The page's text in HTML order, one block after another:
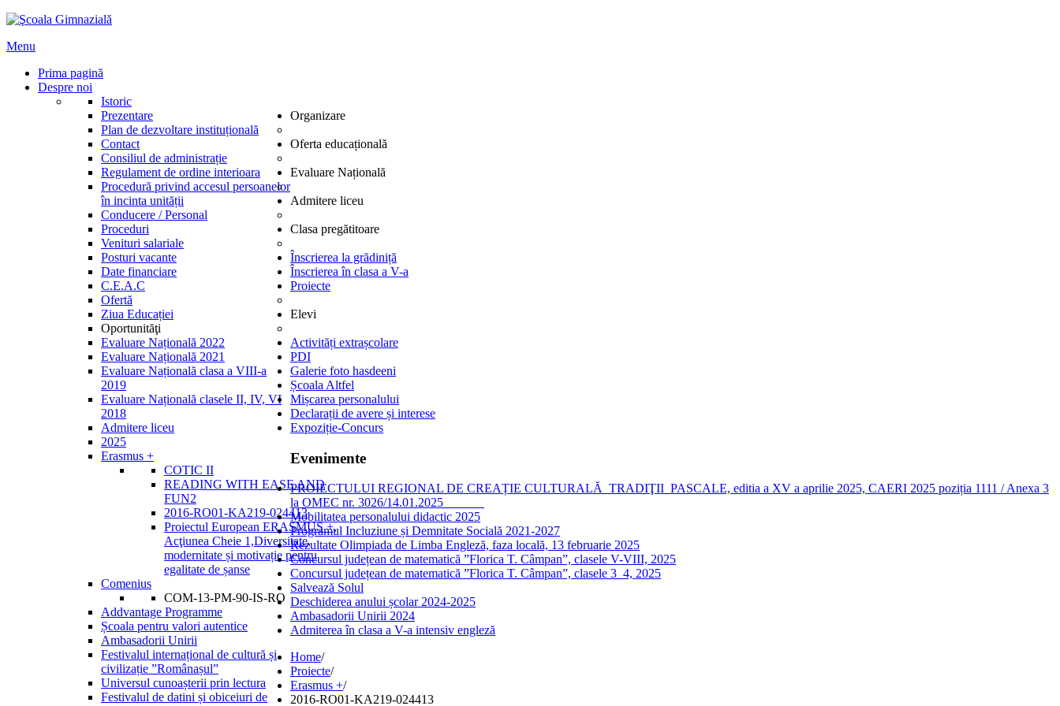
Menu
Prima pagină
Despre noi
Istoric
Prezentare
Plan de dezvoltare instituțională
Contact
Organizare
Consiliul de administrație
Regulament de ordine interioara
Procedură privind accesul persoanelor
în incinta unității
Conducere / Personal
Proceduri
Venituri salariale
Posturi vacante
Date financiare
C.E.A.C
Oferta educațională
Ofertă
Ziua Educației
Oportunităţi
Evaluare Națională
Evaluare Națională 2022
Evaluare Națională 2021
Evaluare Națională clasa a VIII-a
2019
Evaluare Națională clasele II, IV, VI
2018
Admitere liceu
Admitere liceu
Clasa pregătitoare
2025
Înscrierea la grădiniță
Înscrierea în clasa a V-a
Proiecte
Erasmus +
COTIC II
READING WITH EASE AND
FUN2
2016-RO01-KA219-024413
Proiectul European ERASMUS +,
Acţiunea Cheie 1,Diversitate,
modernitate și motivație pentru
egalitate de șanse
Comenius
COM-13-PM-90-IS-RO
Addvantage Programme
Școala pentru valori autentice
Ambasadorii Unirii
Festivalul internațional de cultură și
civilizație ”Românașul”
Universul cunoașterii prin lectura
Festivalul de datini și obiceiuri de
Elevi
Activități extrașcolare
PDI
Galerie foto hasdeeni
Școala Altfel
Mișcarea personalului
Declarații de avere și interese
Expoziție-Concurs
Evenimente
PROIECTULUI REGIONAL DE CREAȚIE CULTURALĂ TRADIŢII PASCALE, editia a XV a aprilie 2025, CAERI 2025 poziția 1111 / Anexa 3
la OMEC nr. 3026/14.01.2025
Mobilitatea personalului didactic 2025
Programul Incluziune și Demnitate Socială 2021-2027
Rezultate Olimpiada de Limba Engleză, faza locală, 13 februarie 2025
Concursul județean de matematică ”Florica T. Câmpan”, clasele V-VIII, 2025
Concursul județean de matematică ”Florica T. Câmpan”, clasele 3_4, 2025
Salvează Solul
Deschiderea anului școlar 2024-2025
Ambasadorii Unirii 2024
Admiterea în clasa a V-a intensiv engleză
Home/
Proiecte/
Erasmus +/
2016-RO01-KA219-024413